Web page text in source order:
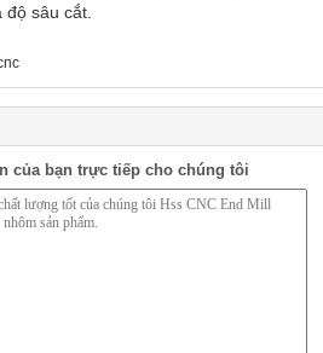
sâu cắt.
của bạn trực tiếp cho chúng tôi